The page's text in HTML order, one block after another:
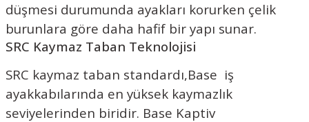
düşmesi durumunda ayakları korurken çelik
burunlara göre daha hafif bir yapı sunar.
SRC Kaymaz Taban Teknolojisi
SRC kaymaz taban standardı,Base iş
ayakkabılarında en yüksek kaymazlık
seviyelerinden biridir. Base Kaptiv